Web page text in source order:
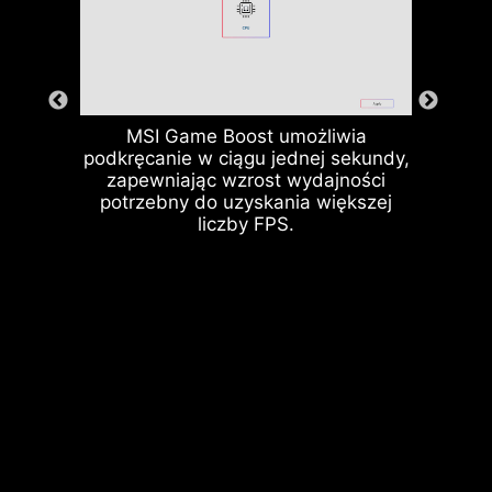
MSI Game Boost umożliwia
podkręcanie w ciągu jednej sekundy,
zapewniając wzrost wydajności
potrzebny do uzyskania większej
liczby FPS.